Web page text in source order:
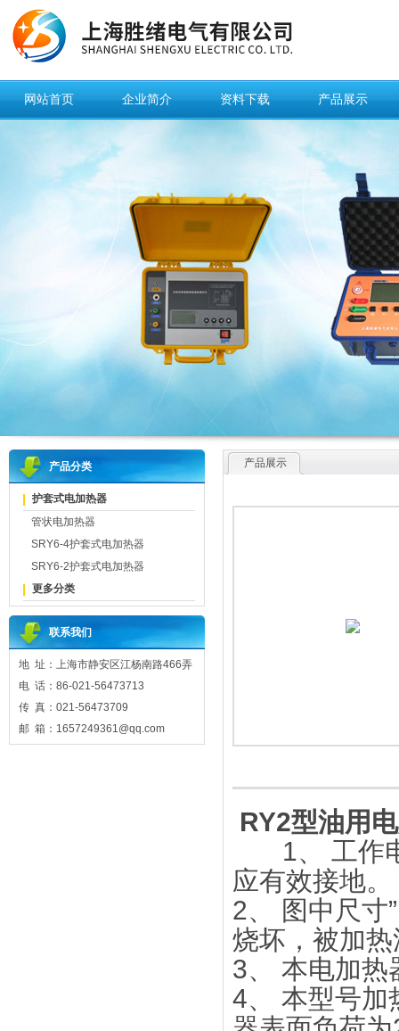
网站首页 企业简介 资料下载 产品展示
产品分类
护套式电加热器
管状电加热器
SRY6-4护套式电加热器
SRY6-2护套式电加热器
更多分类
联系我们
地 址：上海市静安区江杨南路466弄
电 话：86-021-56473713
传 真：021-56473709
邮 箱：1657249361@qq.com
产品展示
RY2型油用
1、 工作电
应有效接地。
2、 图中尺寸
烧坏，被加
3、 本电加
4、 本型号加